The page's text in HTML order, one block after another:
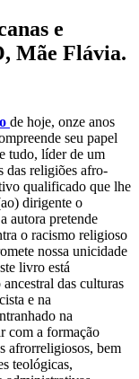
e
Mãe Flávia.
de hoje, onze anos
seu papel
tudo, líder de um
das religiões afro-
qualificado que lhe
dirigente o
autora pretende
o racismo religioso
nossa unicidade
livro está
das culturas
e na
na
com a formação
afrorreligiosos, bem
teológicas,